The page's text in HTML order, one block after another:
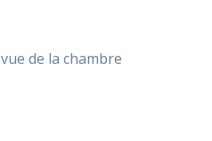
vue de la chambre